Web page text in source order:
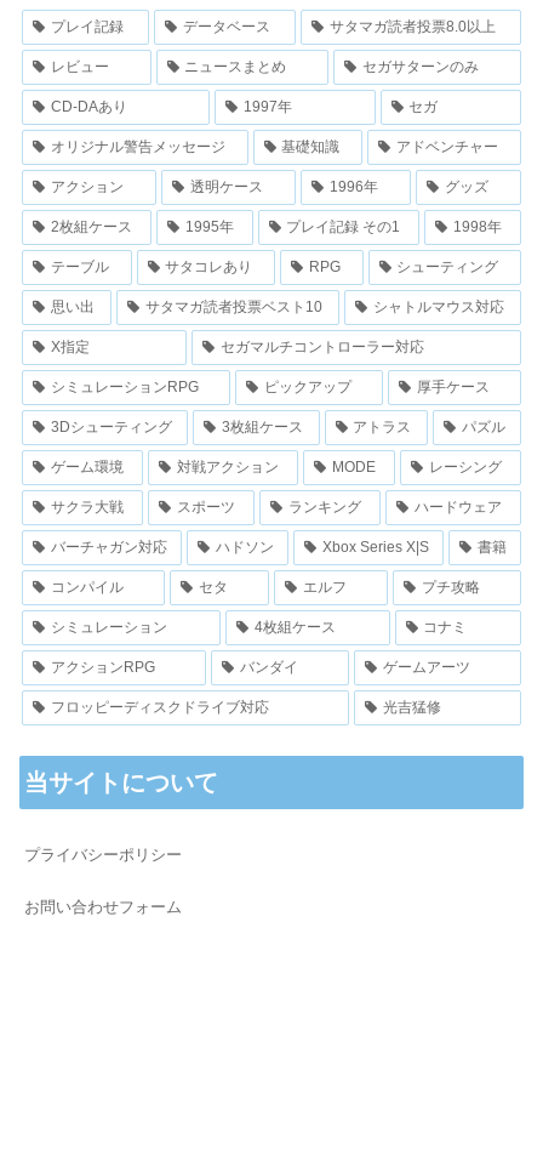
プレイ記録 データベース サタマガ読者投票8.0以上
レビュー ニュースまとめ セガサターンのみ
CD-DAあり 1997年 セガ
オリジナル警告メッセージ 基礎知識 アドベンチャー
アクション 透明ケース 1996年 グッズ
2枚組ケース 1995年 プレイ記録 その1 1998年
テーブル サタコレあり RPG シューティング
思い出 サタマガ読者投票ベスト10 シャトルマウス対応
X指定 セガマルチコントローラー対応
シミュレーションRPG ピックアップ 厚手ケース
3Dシューティング 3枚組ケース アトラス パズル
ゲーム環境 対戦アクション MODE レーシング
サクラ大戦 スポーツ ランキング ハードウェア
バーチャガン対応 ハドソン Xbox Series X|S 書籍
コンパイル セタ エルフ プチ攻略
シミュレーション 4枚組ケース コナミ
アクションRPG バンダイ ゲームアーツ
フロッピーディスクドライブ対応 光吉猛修
当サイトについて
プライバシーポリシー
お問い合わせフォーム